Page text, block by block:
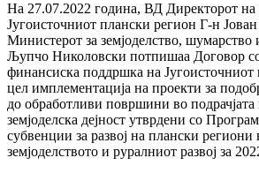
На 27.07.2022 година, ВД Директорот на
Југоисточниот плански регион Г-н
Министерот за земјоделство, шумарство
Љупчо Николовски потпишаа Договор со
финансиска поддршка на Југоисточниот
цел имплементација на проекти за
до обработливи површини во подрачјата
земјоделска дејност утврдени со
субвенции за развој на плански региони
земјоделството и руралниот развој за